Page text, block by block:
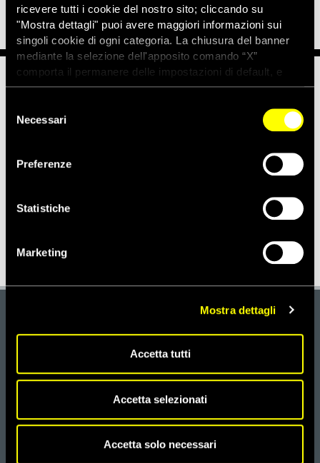
ricevere tutti i cookie del nostro sito; cliccando su
"Mostra dettagli" puoi avere maggiori informazioni sui
singoli cookie di ogni categoria. La chiusura del banner
mediante la selezione dell'apposito comando “X”
comporta il permanere delle impostazioni di default, e
dunque la continuazione della navigazione con i cookie
dei cookie attivi sul sito clicca
delNecessari
Preferenze
Statistiche
Marketing
Mostra dettagli
Accetta tutti
Accetta selezionati
Accetta solo necessari
Notizie correlate per tema
Difendi i diritti umani, in prima persona.
EDUCARE AI DIRITTI UMANI
I programmi educativi.